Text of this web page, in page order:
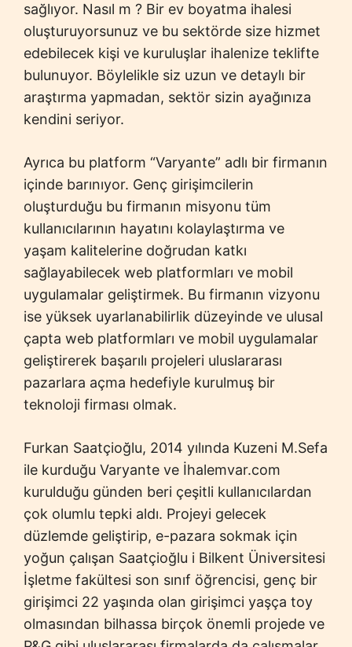
sağlıyor. Nasıl m ? Bir ev boyatma ihalesi
oluşturuyorsunuz ve bu sektörde size hizmet
edebilecek kişi ve kuruluşlar ihalenize teklifte
bulunuyor. Böylelikle siz uzun ve detaylı bir
araştırma yapmadan, sektör sizin ayağınıza
kendini seriyor.
Ayrıca bu platform “Varyante” adlı bir firmanın
içinde barınıyor. Genç girişimcilerin
oluşturduğu bu firmanın misyonu tüm
kullanıcılarının hayatını kolaylaştırma ve
yaşam kalitelerine doğrudan katkı
sağlayabilecek web platformları ve mobil
uygulamalar geliştirmek. Bu firmanın vizyonu
ise yüksek uyarlanabilirlik düzeyinde ve ulusal
çapta web platformları ve mobil uygulamalar
geliştirerek başarılı projeleri uluslararası
pazarlara açma hedefiyle kurulmuş bir
teknoloji firması olmak.
Furkan Saatçioğlu, 2014 yılında Kuzeni M.Sefa
ile kurduğu Varyante ve İhalemvar.com
kurulduğu günden beri çeşitli kullanıcılardan
çok olumlu tepki aldı. Projeyi gelecek
düzlemde geliştirip, e-pazara sokmak için
yoğun çalışan Saatçioğlu i Bilkent Üniversitesi
İşletme fakültesi son sınıf öğrencisi, genç bir
girişimci 22 yaşında olan girişimci yaşça toy
olmasından bilhassa birçok önemli projede ve